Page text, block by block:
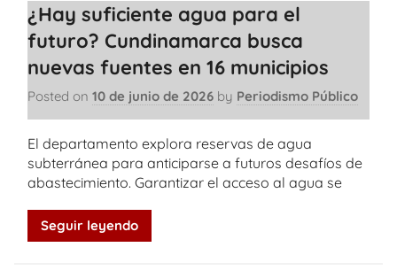
¿Hay suficiente agua para el
futuro? Cundinamarca busca
nuevas fuentes en 16 municipios
Posted on 10 de junio de 2026 by Periodismo Público
El departamento explora reservas de agua
subterránea para anticiparse a futuros desafíos de
abastecimiento. Garantizar el acceso al agua se
Seguir leyendo